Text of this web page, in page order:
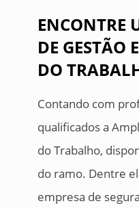
ENCONTRE
DE GESTÃO
DO
Contando com
qualificados a
do Trabalho,
do ramo. Dentre
empresa de